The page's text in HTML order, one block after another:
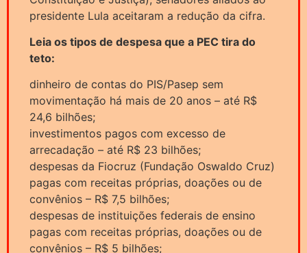
presidente Lula aceitaram a redução da cifra.
Leia os tipos de despesa que a PEC tira do
teto:
dinheiro de contas do PIS/Pasep sem
movimentação há mais de 20 anos – até R$
24,6 bilhões;
investimentos pagos com excesso de
arrecadação – até R$ 23 bilhões;
despesas da Fiocruz (Fundação Oswaldo Cruz)
pagas com receitas próprias, doações ou de
convênios – R$ 7,5 bilhões;
despesas de instituições federais de ensino
pagas com receitas próprias, doações ou de
convênios – R$ 5 bilhões;